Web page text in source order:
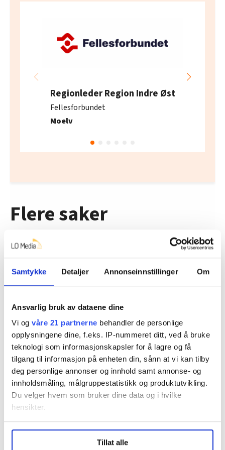
Samtykke Detaljer Annonseinnstillinger Om
Ansvarlig bruk av dataene dine
Vi og våre 21 partnerne behandler de personlige
opplysningene dine, f.eks. IP-nummeret ditt, ved å bruke
teknologi som informasjonskapsler for å lagre og få
tilgang til informasjon på enheten din, sånn at vi kan tilby
deg personlige annonser og innhold samt annonse- og
innholdsmåling, målgruppestatistikk og produktutvikling.
Du velger hvem som bruker dine data og i hvilke
hensikter.
Undermer infokan du lese om hvordan dine personlige
data behandles og hvordan du kan velge hvordan de skal
Tillat alle
Regionleder Region Indre Øst
Fellesforbundet
Moelv
Flere saker
KI tar jobben fra unge: – Utviklingen går
ekstremt fort